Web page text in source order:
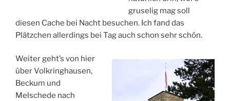
gruselig mag soll
diesen Cache bei Nacht besuchen. Ich fand das
Plätzchen allerdings bei Tag auch schon sehr schön.
Weiter geht’s von hier
über Volkringhausen,
Beckum und
Melschede nach